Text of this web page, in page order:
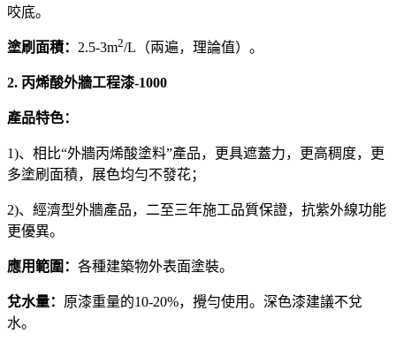
咬底。
塗刷面積： 2.5-3m2/L（兩遍，理論值）。
2. 丙烯酸外牆工程漆-1000
產品特色：
1)、相比“外牆丙烯酸塗料”產品，更具遮蓋力，更高稠度，更
多塗刷面積，展色均勻不發花；
2)、經濟型外牆產品，二至三年施工品質保證，抗紫外線功能
更優異。
應用範圍： 各種建築物外表面塗裝。
兌水量： 原漆重量的10-20%，攪勻使用。深色漆建議不兌
水。